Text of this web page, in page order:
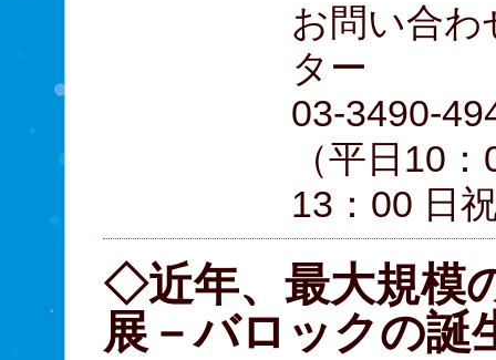
お問い合
ター
03-3490-
（平日10
13：00 日
◇近年、最大規模
展－バロックの誕